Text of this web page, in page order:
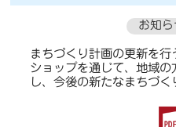
お知ら
まちづくり計画の更新を
ショップを通じて、地域
し、今後の新たなまちづく